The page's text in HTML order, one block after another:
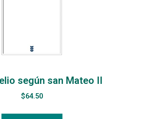
según san Mateo II
$64.50